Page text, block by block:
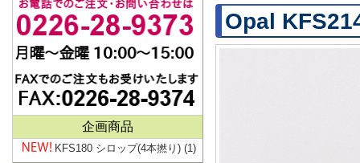
Opal
企画商品
KFS180 シロップ(4本撚り) (1)